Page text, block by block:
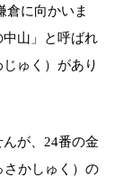
倉に向かいま
山」と呼ばれ
ゅく）があり
が、24番の金
さかしゅく）の